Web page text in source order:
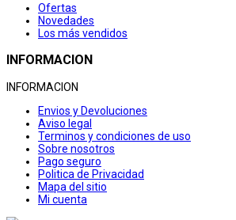
Ofertas
Novedades
Los más vendidos
INFORMACION
INFORMACION
Envios y Devoluciones
Aviso legal
Terminos y condiciones de uso
Sobre nosotros
Pago seguro
Politica de Privacidad
Mapa del sitio
Mi cuenta